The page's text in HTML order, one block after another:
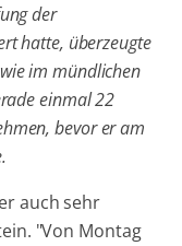
der
hatte, überzeugte
im mündlichen
einmal 22
bevor er am
auch sehr
"Von Montag